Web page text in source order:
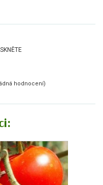
hodnocení)